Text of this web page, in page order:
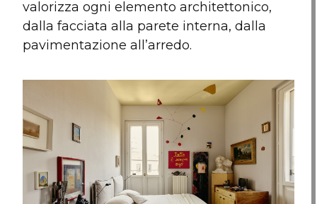
valorizza ogni elemento architettonico,
dalla facciata alla parete interna, dalla
pavimentazione all’arredo.